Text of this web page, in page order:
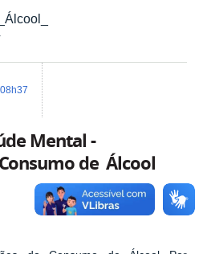
Mental -
de Álcool